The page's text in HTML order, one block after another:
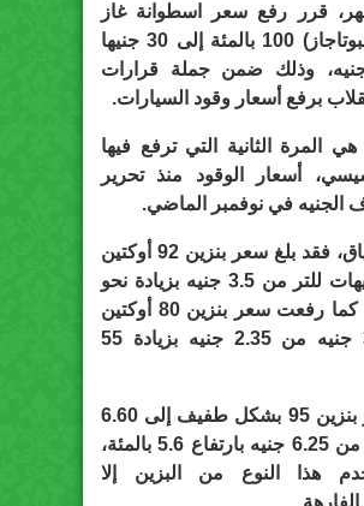
6 أشهر، قرر رفع سعر اسطوانة غاز
الطهي (البوتاجاز) 100 بالمئة إلى 30 جنيها
15 جنيه، وذلك ضمن جملة قرارات
برفع أسعار وقود السيارات.
المرة الثانية التي ترفع فيها
أسعار الوقود منذ تحرير
في نوفمبر الماضي.
وفي السياق، فقد بلغ سعر بنزين 92 أوكتين
إلى 5 جنيهات للتر من 3.5 جنيه بزيادة نحو
43 بالمئة كما رفعت سعر بنزين 80 أوكتين
إلى 3.65 جنيه من 2.35 جنيه بزيادة 55
وزاد سعر بنزين 95 بشكل طفيف إلى 6.60
جنيه للتر من 6.25 جنيه بارتفاع 5.6 بالمئة،
هذا النوع من البزين إلا